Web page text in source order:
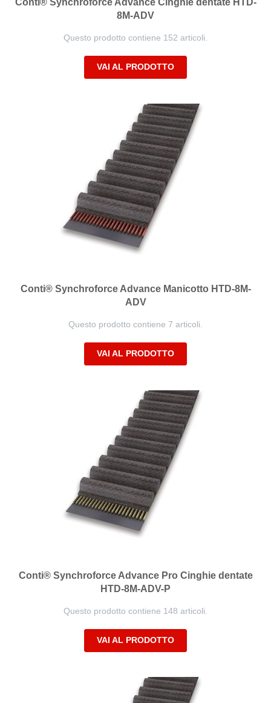
Conti® Synchroforce Advance Cinghie dentate HTD-
8M-ADV
Questo prodotto contiene 152 articoli.
VAI AL PRODOTTO
Conti® Synchroforce Advance Manicotto HTD-8M-
ADV
Questo prodotto contiene 7 articoli.
VAI AL PRODOTTO
Conti® Synchroforce Advance Pro Cinghie dentate
HTD-8M-ADV-P
Questo prodotto contiene 148 articoli.
VAI AL PRODOTTO